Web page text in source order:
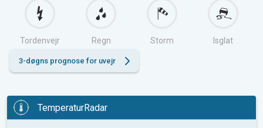
Tordenvejr Regn Storm Isglat
3-døgns prognose for uvejr
TemperaturRadar